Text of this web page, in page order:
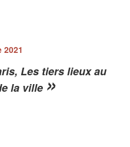
2021
Les tiers lieux au
la ville»